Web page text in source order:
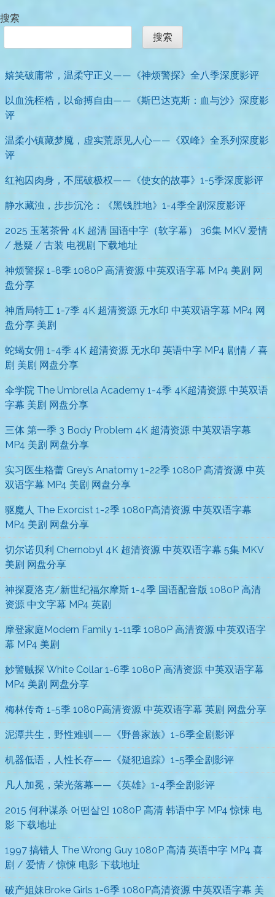
搜索
搜索
嬉笑破庸常，温柔守正义——《神烦警探》全八季深度影评
以血洗桎梏，以命搏自由——《斯巴达克斯：血与沙》深度影
评
温柔小镇藏梦魇，虚实荒原见人心——《双峰》全系列深度影
评
红袍囚肉身，不屈破极权——《使女的故事》1-5季深度影评
静水藏浊，步步沉沦：《黑钱胜地》1-4季全剧深度影评
2025 玉茗茶骨 4K 超清 国语中字（软字幕） 36集 MKV 爱情
/ 悬疑 / 古装 电视剧 下载地址
神烦警探 1-8季 1080P 高清资源 中英双语字幕 MP4 美剧 网
盘分享
神盾局特工 1-7季 4K 超清资源 无水印 中英双语字幕 MP4 网
盘分享 美剧
蛇蝎女佣 1-4季 4K 超清资源 无水印 英语中字 MP4 剧情 / 喜
剧 美剧 网盘分享
伞学院 The Umbrella Academy 1-4季 4K超清资源 中英双语
字幕 美剧 网盘分享
三体 第一季 3 Body Problem 4K 超清资源 中英双语字幕
MP4 美剧 网盘分享
实习医生格蕾 Grey’s Anatomy 1-22季 1080P 高清资源 中英
双语字幕 MP4 美剧 网盘分享
驱魔人 The Exorcist 1-2季 1080P高清资源 中英双语字幕
MP4 美剧 网盘分享
切尔诺贝利 Chernobyl 4K 超清资源 中英双语字幕 5集 MKV
美剧 网盘分享
神探夏洛克/新世纪福尔摩斯 1-4季 国语配音版 1080P 高清
资源 中文字幕 MP4 英剧
摩登家庭Modern Family 1-11季 1080P 高清资源 中英双语字
幕 MP4 美剧
妙警贼探 White Collar 1-6季 1080P 高清资源 中英双语字幕
MP4 美剧 网盘分享
梅林传奇 1-5季 1080P高清资源 中英双语字幕 英剧 网盘分享
泥潭共生，野性难驯——《野兽家族》1-6季全剧影评
机器低语，人性长存——《疑犯追踪》1-5季全剧影评
凡人加冕，荣光落幕——《英雄》1-4季全剧影评
2015 何种谋杀 어떤살인 1080P 高清 韩语中字 MP4 惊悚 电
影 下载地址
1997 搞错人 The Wrong Guy 1080P 高清 英语中字 MP4 喜
剧 / 爱情 / 惊悚 电影 下载地址
破产姐妹Broke Girls 1-6季 1080P高清资源 中英双语字幕 美